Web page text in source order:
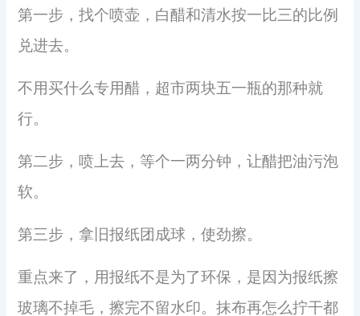
第一步，找个喷壶，白醋和清水按一比三的比例
兑进去。
不用买什么专用醋，超市两块五一瓶的那种就
行。
第二步，喷上去，等个一两分钟，让醋把油污泡
软。
第三步，拿旧报纸团成球，使劲擦。
重点来了，用报纸不是为了环保，是因为报纸擦
玻璃不掉毛，擦完不留水印。抹布再怎么拧干都